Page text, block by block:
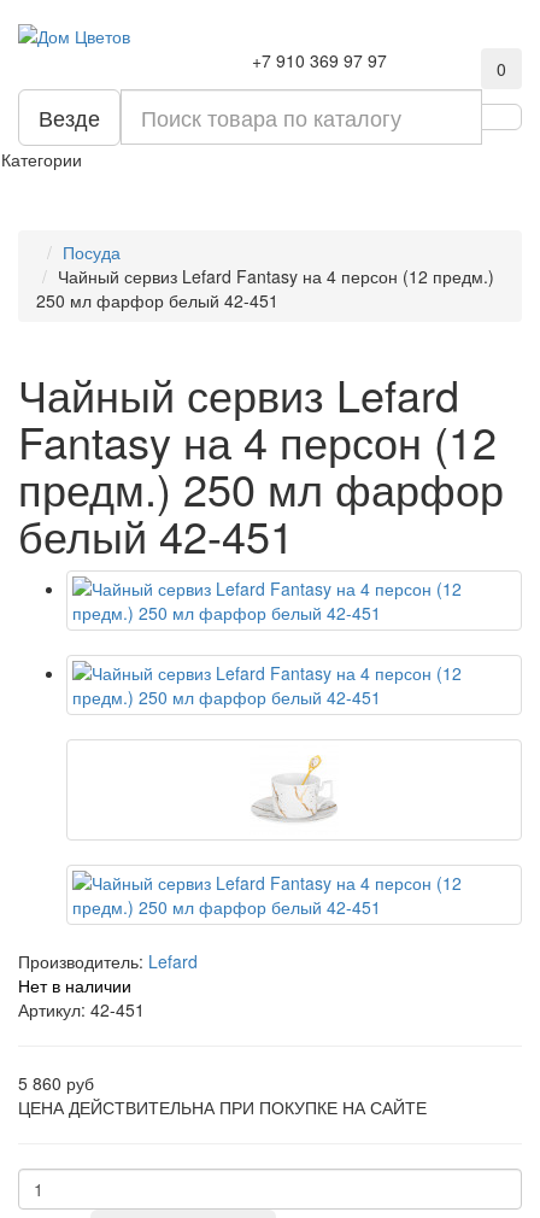
+7 910 369 97 97 0
Везде
Категории
Посуда
Чайный сервиз Lefard Fantasy на 4 персон (12 предм.)
250 мл фарфор белый 42-451
Чайный сервиз Lefard
Fantasy на 4 персон (12
предм.) 250 мл фарфор
белый 42-451
Производитель: Lefard
Нет в наличии
Артикул: 42-451
5 860 руб
ЦЕНА ДЕЙСТВИТЕЛЬНА ПРИ ПОКУПКЕ НА САЙТЕ